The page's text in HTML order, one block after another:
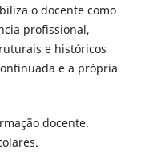
o docente como
profissional,
e históricos
e a própria
docente.